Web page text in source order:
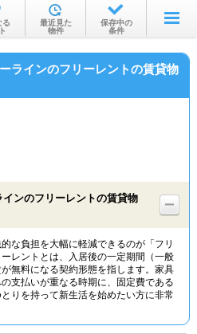
屋を探す
沿線・駅から
不動産会社から
る
最近見た
物件
保存中の
条件
ラインのフリーレントの賃貸物
ンのフリーレントの賃貸物
な負担を大幅に軽減できるのが「フリ
レントとは、入居後の一定期間（一般
無料になる契約形態を指します。家具
支払いが重なる時期に、固定費である
りを持って新生活を始めたい方に非常